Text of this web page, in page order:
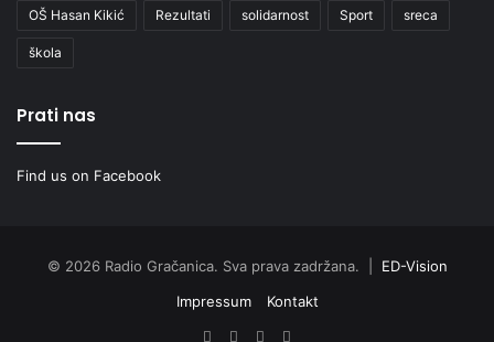
OŠ Hasan Kikić Rezultati solidarnost Sport sreca
škola
Prati nas
Find us on Facebook
© 2026 Radio Gračanica. Sva prava zadržana. | ED-Vision
Impressum
Kontakt